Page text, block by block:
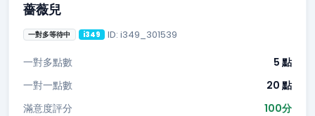
薔薇兒
一對多等待中 i349 ID: i349_301539
一對多點數
5 點
一對一點數
20 點
滿意度評分
100分